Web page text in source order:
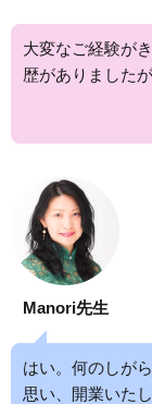
大変なご経験が
歴がありました
Manori先生
はい。何のしが
思い、開業いたし